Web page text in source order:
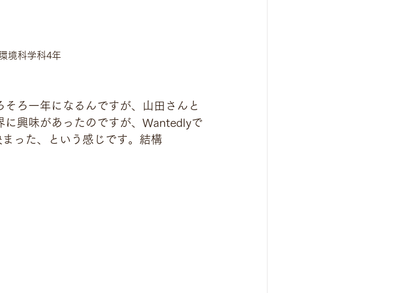
境科学科4年
ろ一年になるんですが、山田さんと
興味があったのですが、Wantedlyで
った、という感じです。結構